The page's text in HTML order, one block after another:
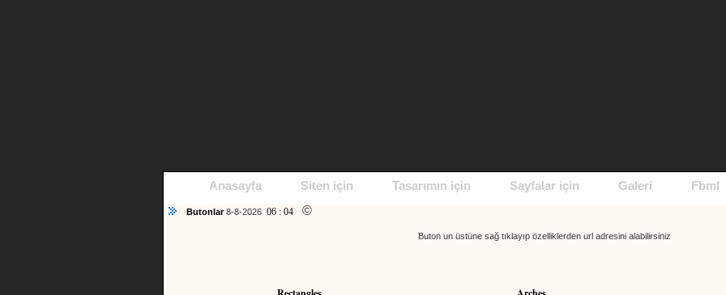
Anasayfa Siten için Tasarımın için Sayfalar için Galeri Fbml
Butonlar8-8-2026 06 : 04 ©
Buton un üstüne sağ tıklayıp özelliklerden url adresini alabilirsiniz